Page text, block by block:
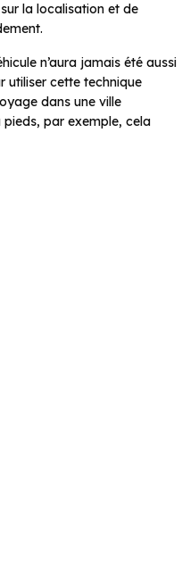
la localisation et de
n’aura jamais été aussi
utiliser cette technique
dans une ville
pieds, par exemple, cela